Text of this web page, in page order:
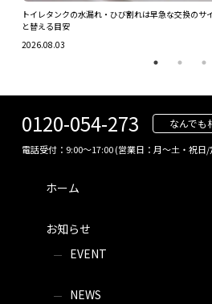
トイレタンクの水漏れ・ひび割れは早急な交換の
と替える目安
2026.08.03
0120-054-273 なんでも
電話受付：9:00～17:00 (営業日：月～土・祝日/
ホーム
お知らせ
EVENT
NEWS